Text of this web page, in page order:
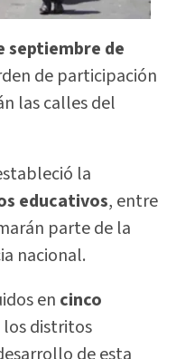
septiembre de
de participación
las calles del
la
educativos, entre
parte de la
nacional.
en cinco
los distritos